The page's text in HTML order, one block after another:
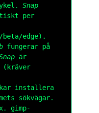
Snap
per
edge).
fungerar på
är
(kräver
installera
sökvägar.
gimp-